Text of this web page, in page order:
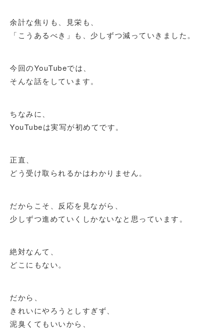
余計な焦りも、見栄も、
「こうあるべき」も、少しずつ減っていきました。
今回のYouTubeでは、
そんな話をしています。
ちなみに、
YouTubeは実写が初めてです。
正直、
どう受け取られるかはわかりません。
だからこそ、反応を見ながら、
少しずつ進めていくしかないなと思っています。
絶対なんて、
どこにもない。
だから、
きれいにやろうとしすぎず、
泥臭くてもいいから、